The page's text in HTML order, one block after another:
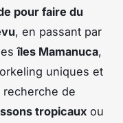
pour faire du
, en passant par
îles Mamanuca,
uniques et
recherche de
tropicaux ou